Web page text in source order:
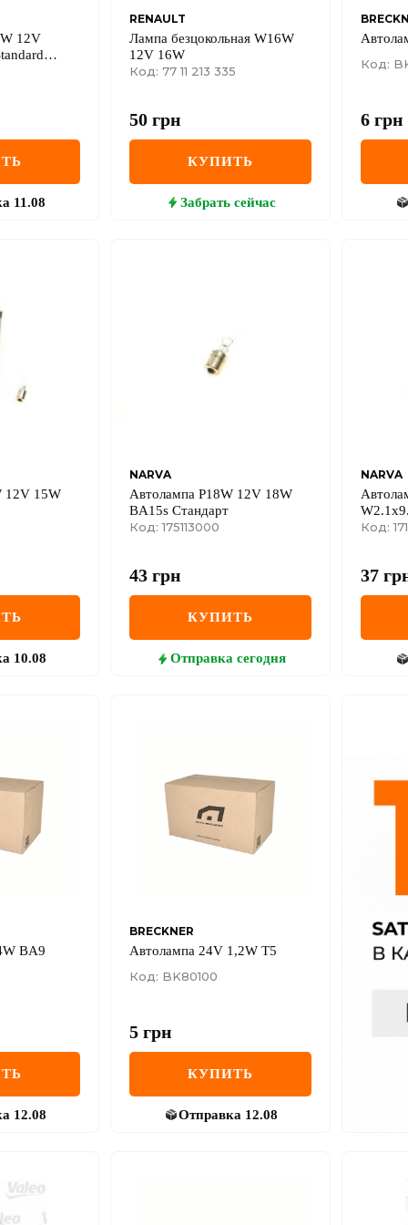
12V
11.08
RENAULT
Лампа безцокольная W16W
12V 16W
Код: 77 11 213 335
50 грн
КУПИТЬ
Забрать сейчас
Код:
6 грн
12V 15W
10.08
NARVA
Автолампа P18W 12V 18W
BA15s Стандарт
Код: 175113000
43 грн
КУПИТЬ
Отправка сегодня
NARVA
Код:
37
BA9
12.08
BRECKNER
Автолампа 24V 1,2W T5
Код: BK80100
5 грн
КУПИТЬ
Отправка 12.08